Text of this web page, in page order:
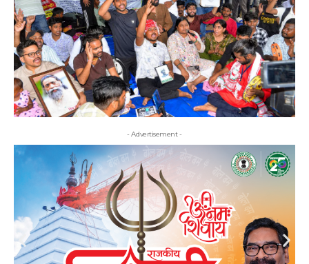
- Advertisement -